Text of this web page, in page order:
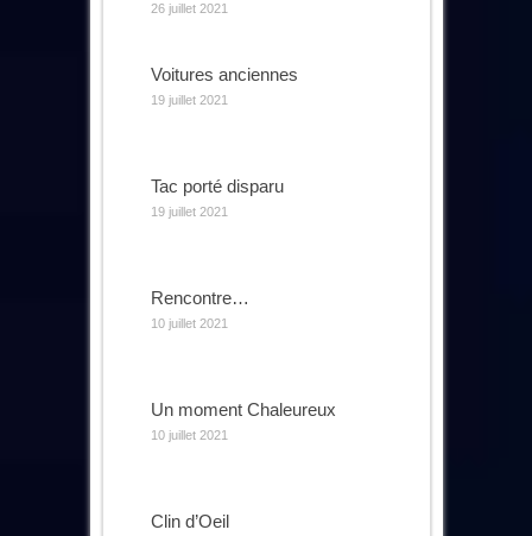
26 juillet 2021
Voitures anciennes
19 juillet 2021
Tac porté disparu
19 juillet 2021
Rencontre…
10 juillet 2021
Un moment Chaleureux
10 juillet 2021
Clin d’Oeil